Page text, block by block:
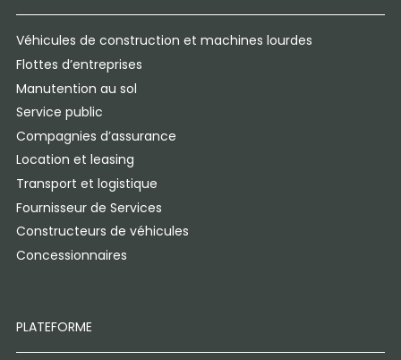
Véhicules de construction et machines lourdes
Flottes d’entreprises
Manutention au sol
Service public
Compagnies d’assurance
Location et leasing
Transport et logistique
Fournisseur de Services
Constructeurs de véhicules
Concessionnaires
PLATEFORME